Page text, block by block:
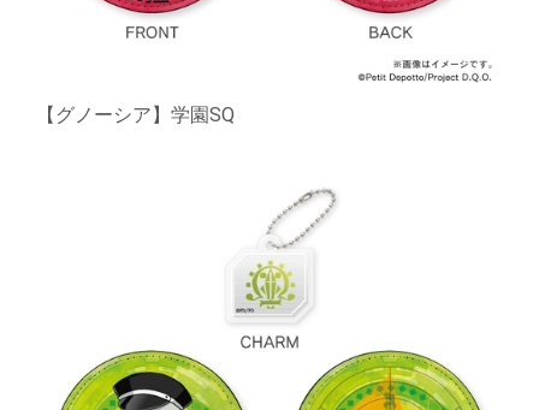
【グノーシア】学園SQ